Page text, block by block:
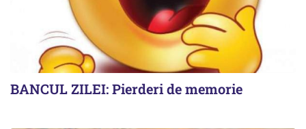
BANCUL ZILEI: Pierderi de memorie